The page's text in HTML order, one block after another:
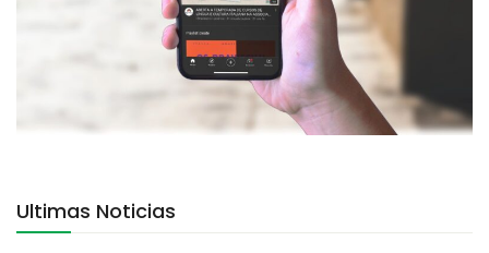
Ultimas Noticias